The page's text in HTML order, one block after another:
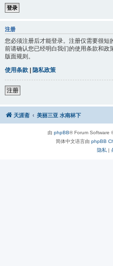
注册
您必须注册后才能登录。注册仅需要很短
前请确认您已经明白我们的使用条款和政
版面规则。
使用条款 | 隐私政策
注册
天涯斋 美丽三亚 水南林下
由 phpBB® Forum Software
简体中文语言由 phpBB
隐私 |